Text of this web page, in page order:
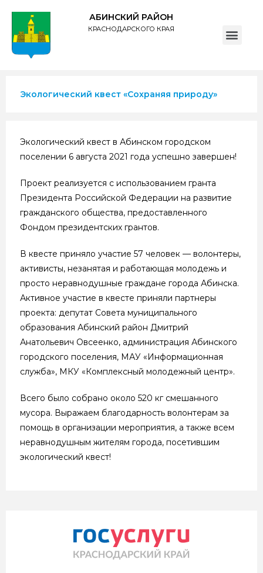
АБИНСКИЙ РАЙОН
КРАСНОДАРСКОГО КРАЯ
Экологический квест «Сохраняя природу»
Экологический квест в Абинском городском
поселении 6 августа 2021 года успешно завершен!
Проект реализуется с использованием гранта
Президента Российской Федерации на развитие
гражданского общества, предоставленного
Фондом президентских грантов.
В квесте приняло участие 57 человек — волонтеры,
активисты, незанятая и работающая молодежь и
просто неравнодушные граждане города Абинска.
Активное участие в квесте приняли партнеры
проекта: депутат Совета муниципального
образования Абинский район Дмитрий
Анатольевич Овсеенко, администрация Абинского
городского поселения, МАУ «Информационная
служба», МКУ «Комплексный молодежный центр».
Всего было собрано около 520 кг смешанного
мусора. Выражаем благодарность волонтерам за
помощь в организации мероприятия, а также всем
неравнодушным жителям города, посетившим
экологический квест!